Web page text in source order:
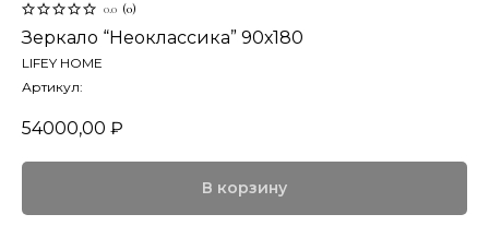
0.0 (0)
Зеркало “Неоклассика” 90х180
LIFEY HOME
Артикул:
54000,00 ₽
В корзину